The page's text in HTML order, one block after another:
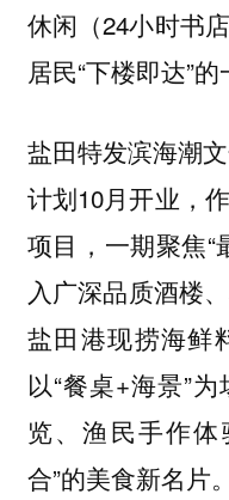
休闲（24小时书
居民“下楼即达”
盐田特发滨海潮
计划10月开业，
项目，一期聚焦“
入广深品质酒楼
盐田港现捞海鲜
以“餐桌+海景”
览、渔民手作
合”的美食新名片。